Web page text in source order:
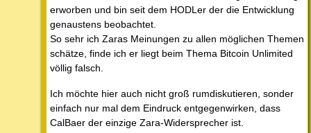
erworben und bin seit dem HODLer der die Entwicklung
genaustens beobachtet.
So sehr ich Zaras Meinungen zu allen möglichen Themen
schätze, finde ich er liegt beim Thema Bitcoin Unlimited
völlig falsch.
Ich möchte hier auch nicht groß rumdiskutieren, sonder
einfach nur mal dem Eindruck entgegenwirken, dass
CalBaer der einzige Zara-Widersprecher ist.